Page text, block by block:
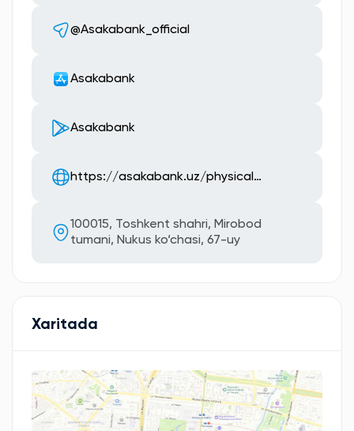
@Asakabank_official
Asakabank
Asakabank
https://asakabank.uz/physical…
100015, Toshkent shahri, Mirobod
tumani, Nukus ko‘chasi, 67-uy
Xaritada